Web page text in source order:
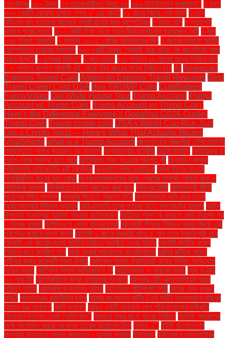
সেপ্টেম্বর ৩০০ টাকা! ৩৩ হামলাকারীসহ নিহত ৫৮ ৩৬৯ ফিলিস্তিনি কারামুক্ত" ৪ দিনে
৮০০ কোটি! কোথায় থামবে 'পুষ্পা ২' এর আয়? ৪১ বছরে বিচার শেষ হয়নি ৪৩তম
বিসিএস বাদ পড়াদের আবেদন পুনর্বিবেচনার সভা বৃহস্পতিবার ৫ টাকা বেশি ৫ শতাংশই
থাকবে পূর্বের মতো" ৫০০ কোটি টাকা দেবে: নতুন টাকা ছাপানোর প্রয়োজন নেই ৬ মার্চ
৬৭৫ টাকায় আমদানি ৭ আগস্ট ২০০৫: মেসির অভিষেকের দিন ৭ বছরের শিশুকে আইটি
কোম্পানিতে চাকরির প্রস্তাব ৭৩০ কোটি টাকার ‘প্রবাসী আয় নাটক’ কি কালোটাকা সাদা
করার জন্য? ৮ চক্রের জড়িত" ৮ জন আহত ৮.৬ শতাংশ ১৮ মাসের মধ্যে নির্বাচন চান
৮.৭ শতাংশ জনগণ আগামী দুই থেকে তিন বছরের মধ্যে নির্বাচন চান AI American
Express Travel Card American Express Travel Rewards Best
Travel Credit Card USA Buy TRUMP Coin CuteBabies
FunnyVideo Get White House Tour Trump Account Trump
Account vs Trump Coin: Trump Account vs Trump Coin:
Here's the Difference Everyone's Googling (2026 Guide)
Trump Coin Trump crypto coin USA's World Cup Run Just
Got a Crypto Twist — Here's What That Actually Means
ViralShorts what is a Trump Account অক্সফোর্ডের বিজ্ঞানীরা টেলিপোর্টেশন
প্রযুক্তিতে অর্জন করেছেন বড় সাফল্য অগ্রযাত্রার যাত্রীরা অটোমোবাইল অতিরিক্ত চা
খেলে যেসব সমস্যা হতে পারে অতিরিক্ত লবণ খাওয়ার পরিণতি কী অনলাইন ব্যবসা
পরিচালনায় হাইকোর্টের ৯টি নির্দেশনা অনলাইন শিক্ষা প্ল্যাটফর্ম অন্য দিনের মতোই
অপরিকল্পিত ঋণের বৃহৎ বোঝা অপ্রাপ্তবয়স্কদের সঙ্গে প্রেমের সম্পর্ক: আইনি বাধা ও
সামাজিক সমস্যা অভিজ্ঞতা ছাড়াই আবেদন করা যাবে অভিনয় শিল্পী অভিনেত্রী কীর্তি
সুরেশের বিবাহ সম্পন্ন অস্কার জিততে পারবেন কি? অ্যাডমিনকে গুলি করে হত্যা
অ্যালোভেরার বিভিন্ন ব্যবহার আইএসআইএসের পতাকা হাতে যুক্তরাষ্ট্রে হামলা! আইন
উপদেষ্টা অধ্যাপক আসিফ নজরুল জানিয়েছেন আইনের শাসন না থাকলে কেউ নিরাপদ নয়
- তারেক রহমান আইপিএলে বেতন বৃদ্ধির চমক আওয়ামী লীগকে নিষিদ্ধ করার বিষয়ে এক
প্রশ্নের জবাবে মান্না বলেন আগামী ২ বছরে সরকারি খাতে ৫ লাখ নতুন চাকরি সৃষ্টি হবে
আগামী এক বছরের মধ্যে জাতীয় নির্বাচন অনুষ্ঠিত হওয়া উচিত আগামী জাতীয় সংসদ
নির্বাচন কবে অনুষ্ঠিত হবে আজ বুধবার সচিবালয়ে সাংবাদিকদের আটার রুটিকে আরও
পুষ্টিকর করার কয়েকটি সহজ উপায় আতিকুল সালাম ক্যান্টনমেন্ট থানায় লিখিত অভিযোগ
দায়ের করেন আতিকুল সালাম জানিয়েছেন যে আতিথেয়তা ও খাবারের স্বাদ আধ ঘণ্টায়
২০ লাখ হিট আন্তর্জাতিক মুদ্রা তহবিলের সতর্কতা আপনার ঠোঁট এক্সফোলিয়েট করার
পরিপূর্ণ গাইড আফ্রিদিকে বললেন তামিম আম দিয়ে পাটিসাপটা পিঠা আমরা কেন ভ্রমণ
করি? আমলাতন্ত্র রাজনীতির চাপে আমার বাংলাদেশ পার্টির (এবি পার্টি) সদস্যসচিব মজিবুর
রহমান মঞ্জু বলেছেন আমি ক্লান্ত আরও একটি কারখানা পেল পরিবেশবান্ধব স্বীকৃতি
আসকের উদ্বেগ: ঢাকা প্রতিবেদন" আসামে গরুর মাংস খাওয়া নিষিদ্ধ আসিফ নজরুলের
সঙ্গে অশোভন আচরণের জন্য তারেক রহমানের নিন্দা আহত ১". ইইউ বাংলাদেশের
সংস্কার উদ্যোগে সমর্থন জানালেন - হাদজা লাহবিব ইউক্রেন ইউক্রেনে যুক্তরাষ্ট্রের